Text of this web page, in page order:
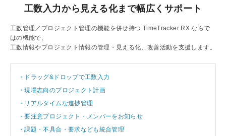
工数入力から見える化まで幅広くサポート
工数管理／プロジェクト管理の機能を併せ持つ TimeTracker RX ならで
はの機能で、
工数情報やプロジェクト情報の管理・見える化、改善活動を支援します。
・ドラッグ&ドロップで工数入力
・現場志向のプロジェクト計画
・リアルタイムな進捗管理
・要注意プロジェクト・メンバーをお知らせ
・課題・不具合・要求なども統合管理